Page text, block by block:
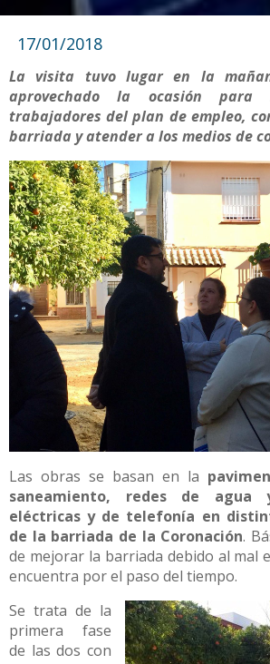
17/01/2018
La visita tuvo lugar en la
aprovechado la ocasión
trabajadores del plan de empleo,
barriada y atender a los medios de
Las obras se basan en la
saneamiento, redes de agua
eléctricas y de telefonía en
de la barriada de la Coronación.
de mejorar la barriada debido al mal
encuentra por el paso del tiempo.
Se trata de la
primera fase
de las dos con